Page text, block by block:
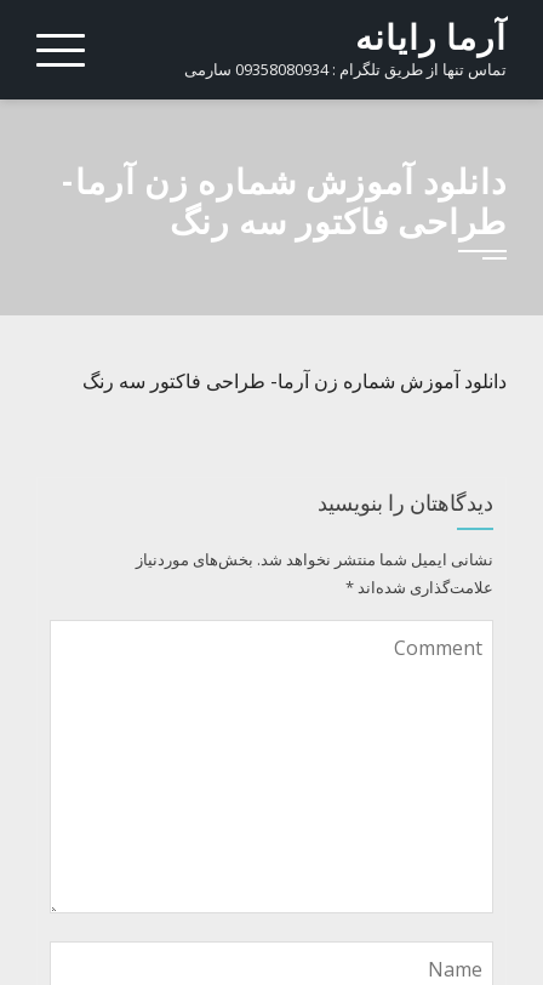
Skip
content
آرما رایانه
تماس تنها از طریق تلگرام : 09358080934 سارمی
دانلود آموزش شماره زن آرما-
طراحی فاکتور سه رنگ
دانلود آموزش شماره زن آرما- طراحی فاکتور سه رنگ
دیدگاهتان را بنویسید
نشانی ایمیل شما منتشر نخواهد شد. بخش‌های موردنیاز
علامت‌گذاری شده‌اند*